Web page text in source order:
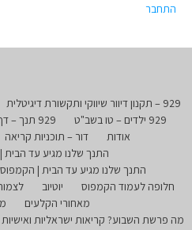
התחבר
929 – תקנון דיוור שיווקי ותקשורת דיגיטלית
929 ילדים – טו בשב"ט
929 תנך – דף הבית
אודות
דור – תוכניות קריאה
התנך שלנו מגיע עד הבית
התנך שלנו מגיע עד הבית | הקמפוס
חלופה לעמוד הקמפוס
יוטיוב
מאחורי הקלעים
מה פרשת השבוע? קריאות ישראליות